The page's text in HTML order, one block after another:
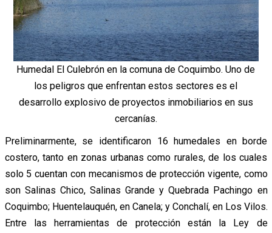
Humedal El Culebrón en la comuna de Coquimbo. Uno de
los peligros que enfrentan estos sectores es el
desarrollo explosivo de proyectos inmobiliarios en sus
cercanías.
Preliminarmente, se identificaron 16 humedales en borde
costero, tanto en zonas urbanas como rurales, de los cuales
solo 5 cuentan con mecanismos de protección vigente, como
son Salinas Chico, Salinas Grande y Quebrada Pachingo en
Coquimbo; Huentelauquén, en Canela; y Conchalí, en Los Vilos.
Entre las herramientas de protección están la Ley de